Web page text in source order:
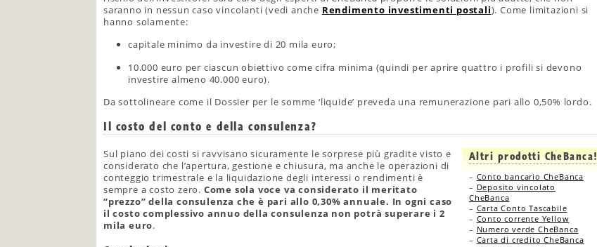
saranno in nessun caso vincolanti (vedi anche Rendimento investimenti postali). Come limitazioni si
hanno solamente:
capitale minimo da investire di 20 mila euro;
10.000 euro per ciascun obiettivo come cifra minima (quindi per aprire quattro i profili si devono
investire almeno 40.000 euro).
Da sottolineare come il Dossier per le somme ‘liquide’ preveda una remunerazione pari allo 0,50% lordo.
Il costo del conto e della consulenza?
Altri prodotti CheBanca!
– Conto bancario CheBanca
– Deposito vincolato
CheBanca
– Carta Conto Tascabile
– Conto corrente Yellow
– Numero verde CheBanca
– Carta di credito CheBanca
Sul piano dei costi si ravvisano sicuramente le sorprese più gradite visto e
considerato che l’apertura, gestione e chiusura, ma anche le operazioni di
conteggio trimestrale e la liquidazione degli interessi o rendimenti è
sempre a costo zero. Come sola voce va considerato il meritato
“prezzo” della consulenza che è pari allo 0,30% annuale. In ogni caso
il costo complessivo annuo della consulenza non potrà superare i 2
mila euro.